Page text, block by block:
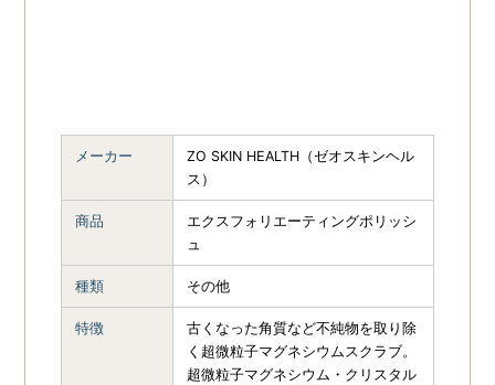
メーカー
ZO SKIN HEALTH（ゼオスキンヘル
ス）
商品
エクスフォリエーティングポリッシ
ュ
種類 その他
特徴
古くなった角質など不純物を取り除
く超微粒子マグネシウムスクラブ。
超微粒子マグネシウム・クリスタル